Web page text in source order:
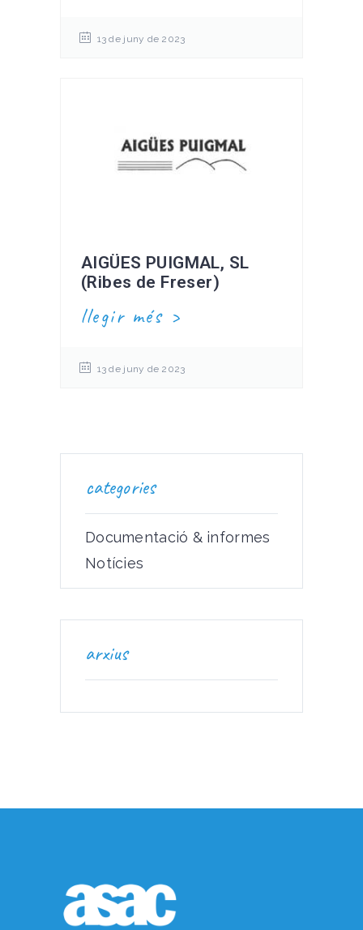
13 de juny de 2023
AIGÜES PUIGMAL, SL
(Ribes de Freser)
llegir més
13 de juny de 2023
categories
Documentació & informes
Notícies
arxius